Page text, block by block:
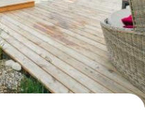
Auf der Karte anzeigen